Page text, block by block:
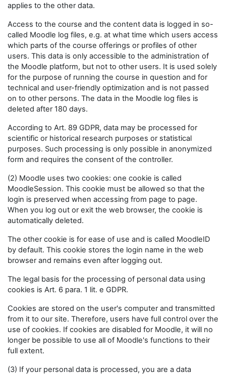
applies to the other data.
Access to the course and the content data is logged in so-
called Moodle log files, e.g. at what time which users access
which parts of the course offerings or profiles of other
users. This data is only accessible to the administration of
the Moodle platform, but not to other users. It is used solely
for the purpose of running the course in question and for
technical and user-friendly optimization and is not passed
on to other persons. The data in the Moodle log files is
deleted after 180 days.
According to Art. 89 GDPR, data may be processed for
scientific or historical research purposes or statistical
purposes. Such processing is only possible in anonymized
form and requires the consent of the controller.
(2) Moodle uses two cookies: one cookie is called
MoodleSession. This cookie must be allowed so that the
login is preserved when accessing from page to page.
When you log out or exit the web browser, the cookie is
automatically deleted.
The other cookie is for ease of use and is called MoodleID
by default. This cookie stores the login name in the web
browser and remains even after logging out.
The legal basis for the processing of personal data using
cookies is Art. 6 para. 1 lit. e GDPR.
Cookies are stored on the user's computer and transmitted
from it to our site. Therefore, users have full control over the
use of cookies. If cookies are disabled for Moodle, it will no
longer be possible to use all of Moodle's functions to their
full extent.
(3) If your personal data is processed, you are a data